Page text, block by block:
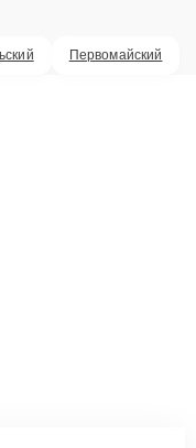
Первомайский